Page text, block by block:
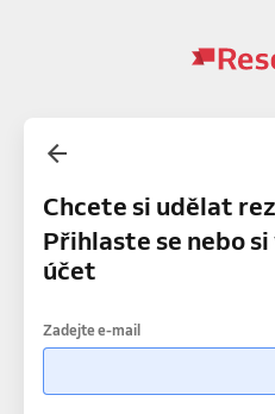
Chcete si udělat
Přihlaste se nebo
účet
Zadejte e-mail